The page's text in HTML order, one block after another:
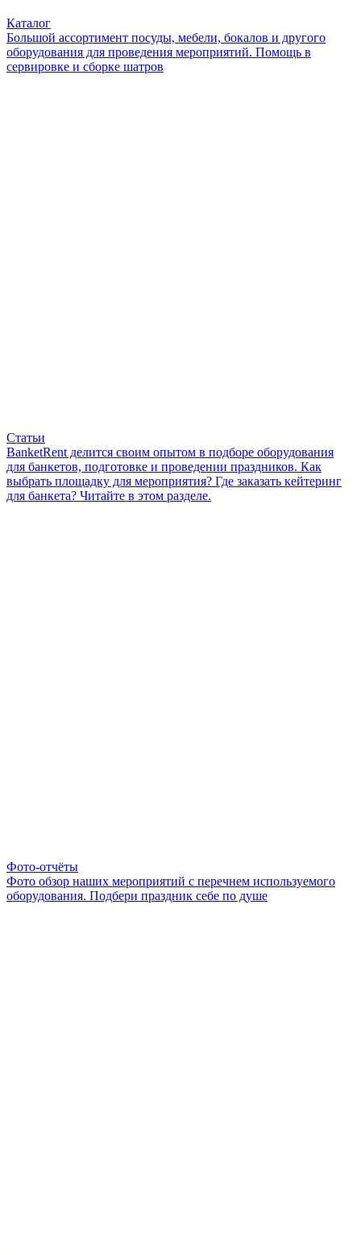
Каталог
Большой ассортимент посуды, мебели, бокалов и другого
оборудования для проведения мероприятий. Помощь в
сервировке и сборке шатров
Статьи
BanketRent делится своим опытом в подборе оборудования
для банкетов, подготовке и проведении праздников. Как
выбрать площадку для мероприятия? Где заказать кейтеринг
для банкета? Читайте в этом разделе.
Фото-отчёты
Фото обзор наших мероприятий с перечнем используемого
оборудования. Подбери праздник себе по душе